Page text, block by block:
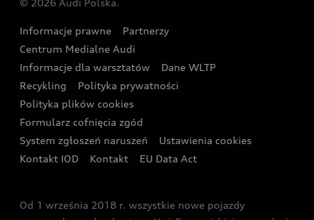
Wyszukaj najbliższego Partnera Audi
Oferta dla przedsiębiorców
Oferta dla klientów prywatnych
Kalkulator rat
Ubezpieczenie
Audi exclusive
Zasięg
Gwarancja
Akcje serwisowe Audi
Katalog online akcesoriów
Audi i Muzeum Sztuki Nowoczesnej w Warszawie
Audi driving experience
Audi quattro Cup
Audi i Puchar Świata w Skokach Narciarskich w
Zakopanem
© 2026 Audi Polska.
Informacje prawne
Partnerzy
Centrum Medialne Audi
Informacje dla warsztatów
Dane WLTP
Recykling
Polityka prywatności
Polityka plików cookies
Formularz cofnięcia zgód
System zgłoszeń naruszeń
Ustawienia cookies
Kontakt IOD
Kontakt EU Data Act
Od 1 września 2018 r. wszystkie nowe pojazdy